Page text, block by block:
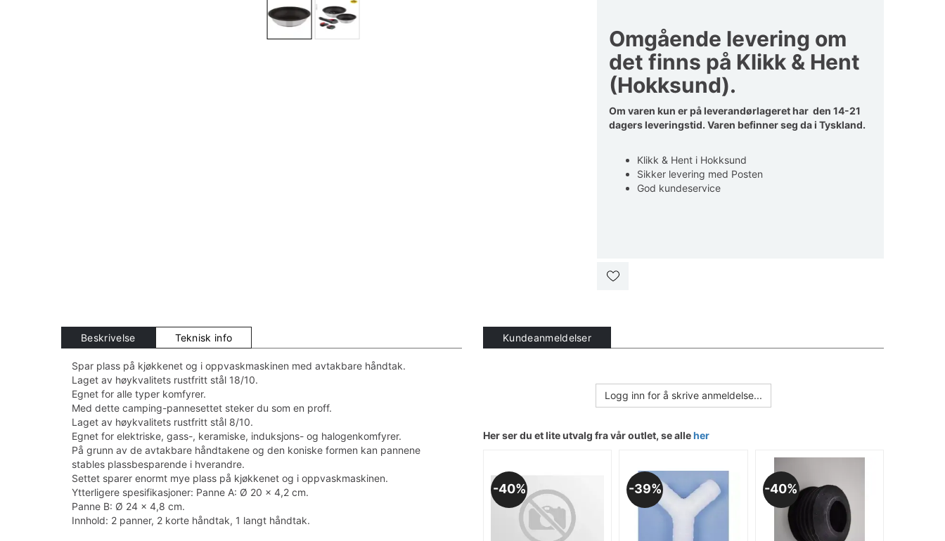
Omgående levering om
det finns på Klikk & Hent
(Hokksund).
Om varen kun er på leverandørlageret har den 14-21
dagers leveringstid. Varen befinner seg da i Tyskland.
Klikk & Hent i Hokksund
Sikker levering med Posten
God kundeservice
Beskrivelse Teknisk info
Spar plass på kjøkkenet og i oppvaskmaskinen med avtakbare håndtak.
Laget av høykvalitets rustfritt stål 18/10.
Egnet for alle typer komfyrer.
Med dette camping-pannesettet steker du som en proff.
Laget av høykvalitets rustfritt stål 8/10.
Egnet for elektriske, gass-, keramiske, induksjons- og halogenkomfyrer.
På grunn av de avtakbare håndtakene og den koniske formen kan pannene
stables plassbesparende i hverandre.
Settet sparer enormt mye plass på kjøkkenet og i oppvaskmaskinen.
Ytterligere spesifikasjoner: Panne A: Ø 20 x 4,2 cm.
Panne B: Ø 24 x 4,8 cm.
Innhold: 2 panner, 2 korte håndtak, 1 langt håndtak.
Kundeanmeldelser
Logg inn for å skrive anmeldelse...
Her ser du et lite utvalg fra vår outlet, se alleher
40% 39% 40%